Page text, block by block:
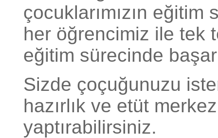
çocuklarımızın
her öğrencimiz ile tek
eğitim sürecinde
Sizde çoçuğunuzu
hazırlık ve etüt
yaptırabilirsiniz.